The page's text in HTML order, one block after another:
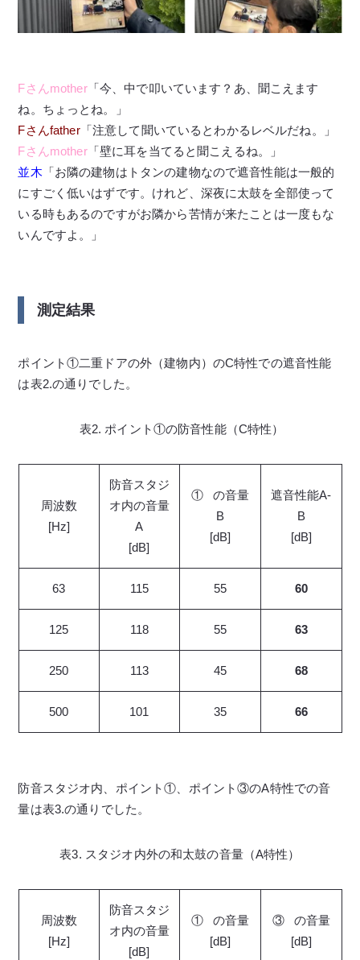
Fさんmother「今、中で叩いています？あ、聞こえます
ね。ちょっとね。」
Fさんfather「注意して聞いているとわかるレベルだね。」
Fさんmother「壁に耳を当てると聞こえるね。」
並木「お隣の建物はトタンの建物なので遮音性能は一般的
にすごく低いはずです。けれど、深夜に太鼓を全部使って
いる時もあるのですがお隣から苦情が来たことは一度もな
いんですよ。」
測定結果
ポイント①二重ドアの外（建物内）のC特性での遮音性能
は表2.の通りでした。
表2. ポイント①の防音性能（C特性）
周波数
[Hz]
防音スタジ
オ内の音量
A
[dB]
① の音量
B
[dB]
遮音性能A-
B
[dB]
63 115 55 60
125 118 55 63
250 113 45 68
500 101 35 66
防音スタジオ内、ポイント①、ポイント③のA特性での音
量は表3.の通りでした。
表3. スタジオ内外の和太鼓の音量（A特性）
周波数
[Hz]
防音スタジ
オ内の音量
[dB]
① の音量
[dB]
③ の音量
[dB]